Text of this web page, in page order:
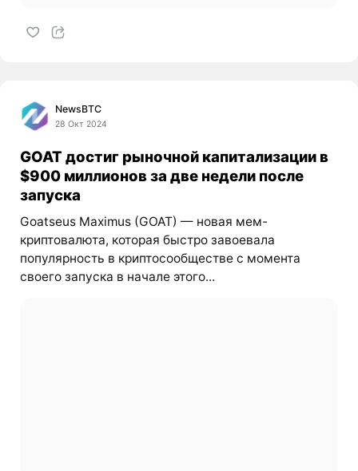
NewsBTC
28 Окт 2024
GOAT достиг рыночной капитализации в
$900 миллионов за две недели после
запуска
Goatseus Maximus (GOAT) — новая мем-
криптовалюта, которая быстро завоевала
популярность в криптосообществе с момента
своего запуска в начале этого...